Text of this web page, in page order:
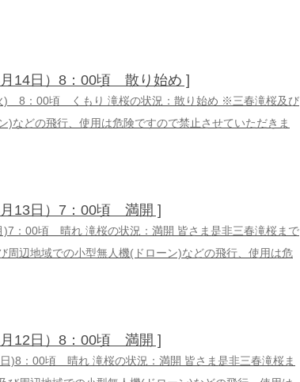
14日）8：00頃 散り始め ]
) 8：00頃 くもり 滝桜の状況：散り始め ※三春滝桜及び
)などの飛行、使用は危険ですので禁止させていただきま
13日）7：00頃 満開 ]
)7：00頃 晴れ 滝桜の状況：満開 皆さま是非三春滝桜まで
辺地域での小型無人機(ドローン)などの飛行、使用は危
12日）8：00頃 満開 ]
)8：00頃 晴れ 滝桜の状況：満開 皆さま是非三春滝桜ま